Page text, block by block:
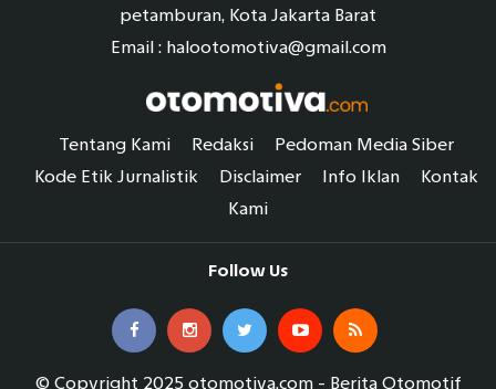
petamburan, Kota Jakarta Barat
Email : halootomotiva@gmail.com
Tentang Kami Redaksi
Pedoman Media Siber
Kode Etik Jurnalistik
Disclaimer Info Iklan
Kontak
Kami
Follow Us
© Copyright 2025 otomotiva.com - Berita Otomotif